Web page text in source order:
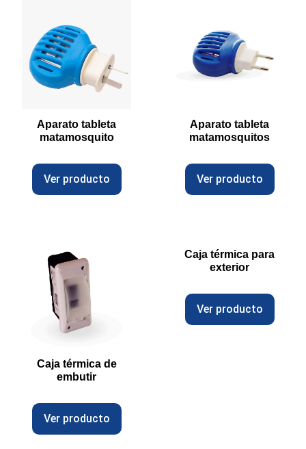
Aparato tableta
matamosquito
Ver producto
Aparato tableta
matamosquitos
Ver producto
Caja térmica de
embutir
Ver producto
Caja térmica para
exterior
Ver producto